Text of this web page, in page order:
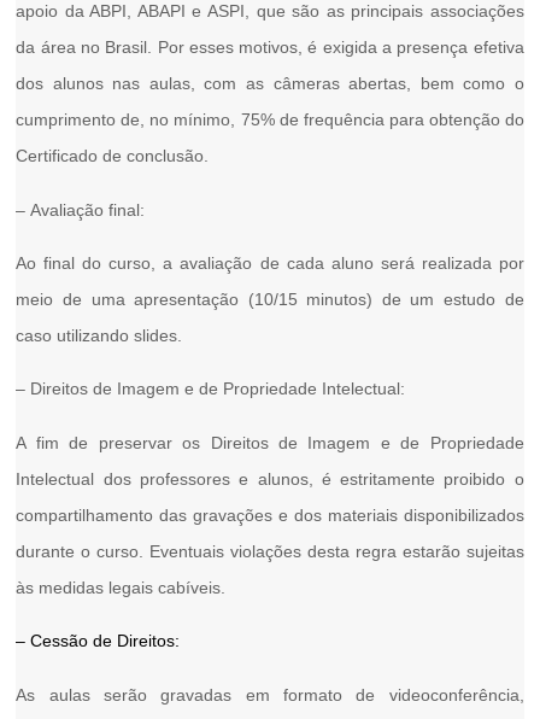
apoio da ABPI, ABAPI e ASPI, que são as principais associações
da área no Brasil. Por esses motivos, é exigida a presença efetiva
dos alunos nas aulas, com as câmeras abertas , bem como o
cumprimento de, no mínimo, 75% de frequência para obtenção do
Certificado de conclusão.
–Avaliação final:
Ao final do curso, a avaliação de cada aluno será realizada por
meio de uma apresentação (10/15 minutos) de um estudo de
caso utilizando slides.
– Direitos de Imagem e de Propriedade Intelectual:
A fim de preservar os Direitos de Imagem e de Propriedade
Intelectual dos professores e alunos, éestritamente proibido o
compartilhamento das gravações e dos materiais disponibilizados
durante o curso. Eventuais violações desta regra estarão sujeitas
às medidas legais cabíveis.
– Cessão de Direitos:
As aulas serão gravadas em formato de videoconferência,